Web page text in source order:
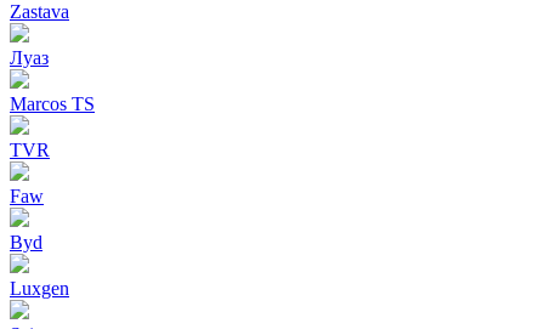
Zastava
Луаз
Marcos TS
TVR
Faw
Byd
Luxgen